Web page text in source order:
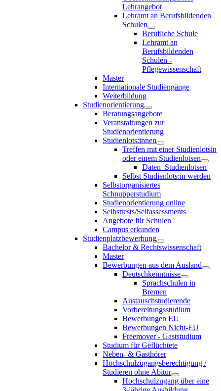
Lehrangebot
Lehramt an Berufsbildenden
Schulen
Berufliche Schule
Lehramt an
Berufsbildenden
Schulen -
Pflegewissenschaft
Master
Internationale Studiengänge
Weiterbildung
Studienorientierung
Beratungsangebote
Veranstaltungen zur
Studienorientierung
Studienlots:innen
Treffen mit einer Studienlotsin
oder einem Studienlotsen
Daten_Studienlotsen
Selbst Studienlots:in werden
Selbstorganisiertes
Schnupperstudium
Studienorientierung online
Selbsttests/Selfassessments
Angebote für Schulen
Campus erkunden
Studienplatzbewerbung
Bachelor & Rechtswissenschaft
Master
Bewerbungen aus dem Ausland
Deutschkenntnisse
Sprachschulen in
Bremen
Austauschstudierende
Vorbereitungsstudium
Bewerbungen EU
Bewerbungen Nicht-EU
Freemover - Gaststudium
Studium für Geflüchtete
Neben- & Gasthörer
Hochschulzugangsberechtigung /
Studieren ohne Abitur
Hochschulzugang über eine